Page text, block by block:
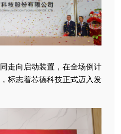
走向启动装置，在全场倒计
标志着芯德科技正式迈入发